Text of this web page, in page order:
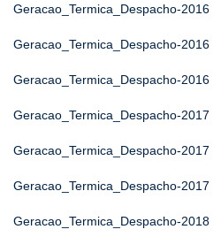
Geracao_Termica_Despacho-2016
Geracao_Termica_Despacho-2016
Geracao_Termica_Despacho-2016
Geracao_Termica_Despacho-2017
Geracao_Termica_Despacho-2017
Geracao_Termica_Despacho-2017
Geracao_Termica_Despacho-2018